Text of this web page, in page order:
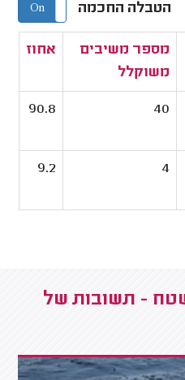
הטבלה החכמה On Off
מספר משיבים
משוקלל
אחוז
40
90.8
4
9.2
- תשובות של